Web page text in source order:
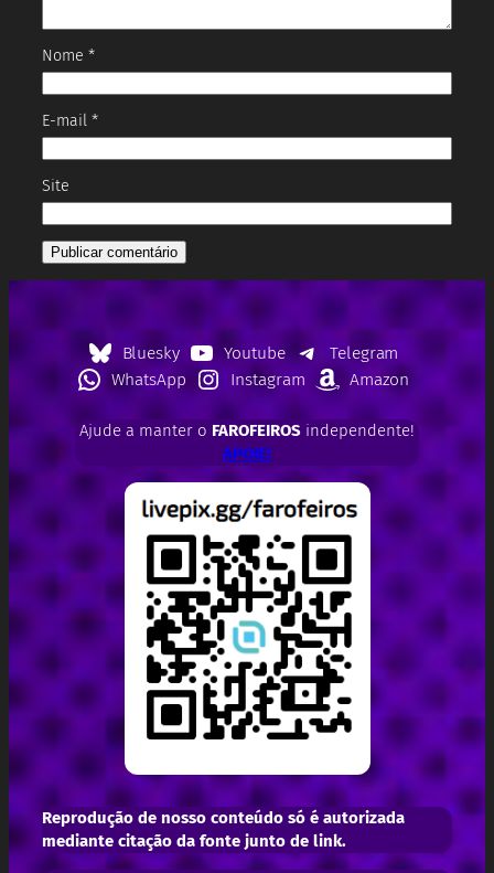
Nome *
E-mail *
Site
Bluesky Youtube
Telegram
WhatsApp
Instagram Amazon
Ajude a manter o FAROFEIROSindependente!
APOIE!
Reprodução de nosso conteúdo só é autorizada
mediante citação da fonte junto de link.